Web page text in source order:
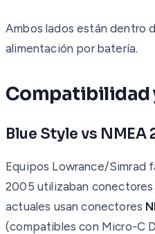
Ambos lados están dentro
alimentación por batería.
Compatibilidad
Blue Style vs NMEA
Equipos Lowrance/Simrad
2005 utilizaban conectores
actuales usan conectores
(compatibles con Micro-C